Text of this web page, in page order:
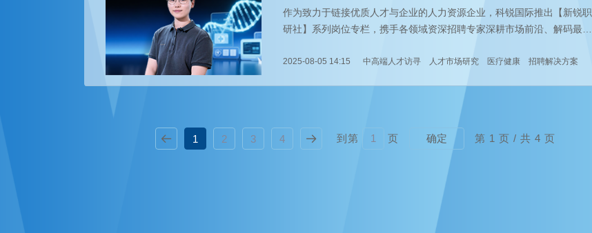
作为致力于链接优质人才与企业的人力资源企业，科锐国际推出【新锐职
研社】系列岗位专栏，携手各领域资深招聘专家深耕市场前沿、解码最新
2025-08-05 14:15 中高端人才访寻 人才市场研究 医疗健康 招聘解决方案
1 2 3 4 到第 页 第 1 页 / 共 4 页